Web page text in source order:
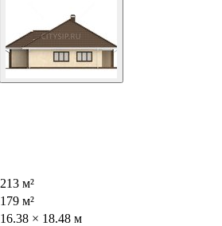
213 м²
179 м²
16.38 × 18.48 м